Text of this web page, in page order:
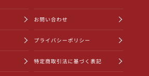
お問い合わせ
プライバシーポリシー
特定商取引法に基づく表記